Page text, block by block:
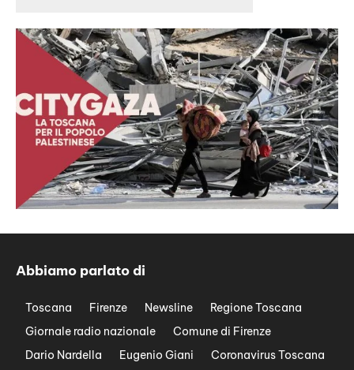
Abbiamo parlato di
Toscana Firenze Newsline
Regione Toscana
Giornale radio nazionale
Comune di Firenze
Dario Nardella
Eugenio Giani
Coronavirus Toscana